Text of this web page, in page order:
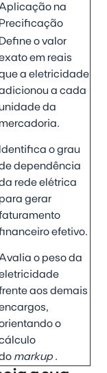
Aplicação na
Precificação
Define o valor
em reais
a eletricidade
a cada
da
mercadoria.
Identifica o grau
dependência
rede elétrica
para gerar
efetivo.
Avalia o peso da
aos demais
o
markup .